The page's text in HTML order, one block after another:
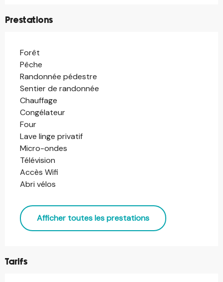
Prestations
Forêt
Pêche
Randonnée pédestre
Sentier de randonnée
Chauffage
Congélateur
Four
Lave linge privatif
Micro-ondes
Télévision
Accès Wifi
Abri vélos
Afficher toutes les prestations
Tarifs